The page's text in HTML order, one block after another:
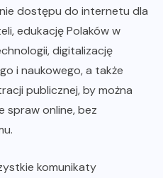
dostępu do internetu dla
edukację Polaków w
digitalizację
i naukowego, a także
publicznej, by można
spraw online, bez
komunikaty